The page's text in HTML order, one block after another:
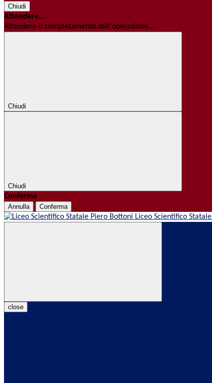
Chiudi
Attendere...
Attendere il completamento dell'operazione...
Chiudi
Chiudi
Conferma
Annulla Conferma
Liceo Scientifico Statale
close